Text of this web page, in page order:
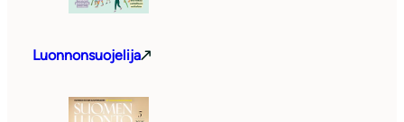
Luonnonsuojelija